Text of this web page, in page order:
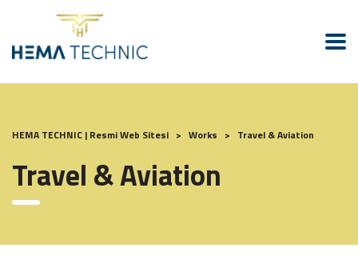
HEMA TECHNIC | Resmi Web Sitesi > Works > Travel & Aviation
Travel & Aviation